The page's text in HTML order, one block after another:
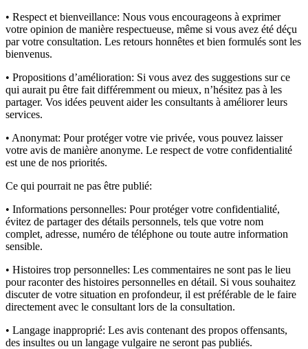
• Respect et bienveillance: Nous vous encourageons à exprimer
votre opinion de manière respectueuse, même si vous avez été déçu
par votre consultation. Les retours honnêtes et bien formulés sont les
bienvenus.
• Propositions d’amélioration: Si vous avez des suggestions sur ce
qui aurait pu être fait différemment ou mieux, n’hésitez pas à les
partager. Vos idées peuvent aider les consultants à améliorer leurs
services.
• Anonymat: Pour protéger votre vie privée, vous pouvez laisser
votre avis de manière anonyme. Le respect de votre confidentialité
est une de nos priorités.
Ce qui pourrait ne pas être publié:
• Informations personnelles: Pour protéger votre confidentialité,
évitez de partager des détails personnels, tels que votre nom
complet, adresse, numéro de téléphone ou toute autre information
sensible.
• Histoires trop personnelles: Les commentaires ne sont pas le lieu
pour raconter des histoires personnelles en détail. Si vous souhaitez
discuter de votre situation en profondeur, il est préférable de le faire
directement avec le consultant lors de la consultation.
• Langage inapproprié: Les avis contenant des propos offensants,
des insultes ou un langage vulgaire ne seront pas publiés.